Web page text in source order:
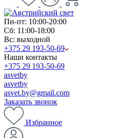
Пн-пт: 10:00-20:00
Сб: 11:00-18:00
Вс: выходной
+375 29 193-50-69
Наши контакты
+375 29 193-50-69
asvetby
asvetby
asvet.by@gmail.com
Заказать звонок
Избранное